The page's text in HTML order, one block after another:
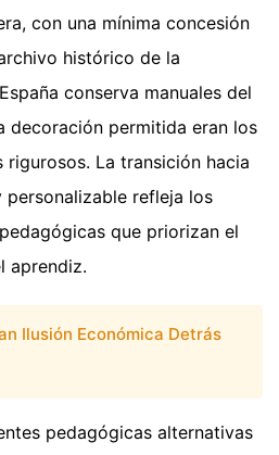
con una mínima concesión
histórico de la
conserva manuales del
decoración permitida eran los
La transición hacia
personalizable refleja los
que priorizan el
aprendiz.
Ilusión Económica Detrás
pedagógicas alternativas